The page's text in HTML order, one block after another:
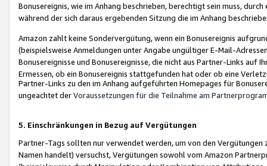
Bonusereignis, wie im Anhang beschrieben, berechtigt sein muss,
während der sich daraus ergebenden Sitzung die im Anhang
Amazon zahlt keine Sondervergütung, wenn ein Bonusereignis
(beispielsweise Anmeldungen unter Angabe ungültiger E-Mail-
Bonusereignisse und Bonusereignisse, die nicht aus Partner-Links auf
Ermessen, ob ein Bonusereignis stattgefunden hat oder ob eine
Partner-Links zu den im Anhang aufgeführten Homepages für
ungeachtet derVoraussetzungen für die Teilnahme am
5. Einschränkungen in Bezug auf Vergütungen
Partner-Tags sollten nur verwendet werden, um von den
Namen handelt) versuchst, Vergütungen sowohl vom Amazon